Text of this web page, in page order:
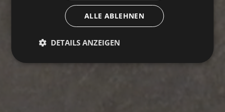
ALLE ABLEHNEN
DETAILS ANZEIGEN